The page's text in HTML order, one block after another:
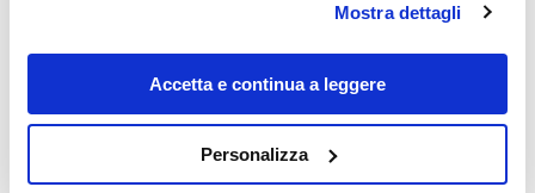
modificare o revocare il proprio consenso in qualsiasi
momento dalla Dichiarazione sui cookie o facendo clic
sull'icona di attivazione della privacy.
raccogliere informazioni sulla tua posizione
Mostra dettagli
Accetta e continua a leggere
Personalizza